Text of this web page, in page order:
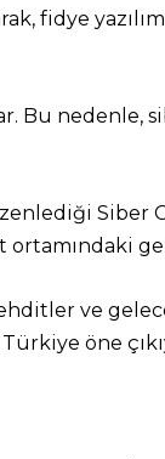
fidye
Bu nedenle,
Siber
ve
öne